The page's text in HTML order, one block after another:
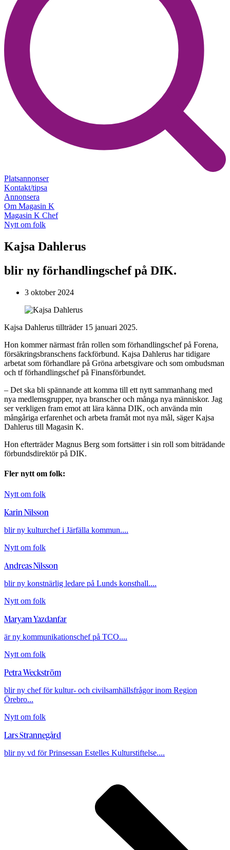
Platsannonser
Kontakt/tipsa
Annonsera
Om Magasin K
Magasin K Chef
Nytt om folk
Kajsa Dahlerus
blir ny förhandlingschef på DIK.
3 oktober 2024
Kajsa Dahlerus tillträder 15 januari 2025.
Hon kommer närmast från rollen som förhandlingschef på Forena,
försäkringsbranschens fackförbund. Kajsa Dahlerus har tidigare
arbetat som förhandlare på Gröna arbetsgivare och som ombudsman
och tf förhandlingschef på Finansförbundet.
– Det ska bli spännande att komma till ett nytt sammanhang med
nya medlemsgrupper, nya branscher och många nya människor. Jag
ser verkligen fram emot att lära känna DIK, och använda min
mångåriga erfarenhet och arbeta framåt mot nya mål, säger Kajsa
Dahlerus till Magasin K.
Hon efterträder Magnus Berg som fortsätter i sin roll som biträdande
förbundsdirektör på DIK.
Fler nytt om folk:
Nytt om folk
Karin Nilsson
blir ny kulturchef i Järfälla kommun....
Nytt om folk
Andreas Nilsson
blir ny konstnärlig ledare på Lunds konsthall....
Nytt om folk
Maryam Yazdanfar
är ny kommunikationschef på TCO....
Nytt om folk
Petra Weckström
blir ny chef för kultur- och civilsamhällsfrågor inom Region
Örebro...
Nytt om folk
Lars Strannegård
blir ny vd för Prinsessan Estelles Kulturstiftelse....